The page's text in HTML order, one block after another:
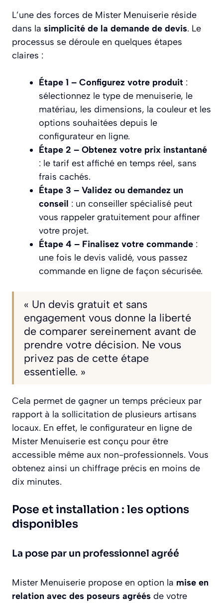
L’une des forces de Mister Menuiserie réside
dans la simplicité de la demande de devis. Le
processus se déroule en quelques étapes
claires :
Étape 1 – Configurez votre produit :
sélectionnez le type de menuiserie, le
matériau, les dimensions, la couleur et les
options souhaitées depuis le
configurateur en ligne.
Étape 2 – Obtenez votre prix instantané
: le tarif est affiché en temps réel, sans
frais cachés.
Étape 3 – Validez ou demandez un
conseil : un conseiller spécialisé peut
vous rappeler gratuitement pour affiner
votre projet.
Étape 4 – Finalisez votre commande :
une fois le devis validé, vous passez
commande en ligne de façon sécurisée.
« Un devis gratuit et sans
engagement vous donne la liberté
de comparer sereinement avant de
prendre votre décision. Ne vous
privez pas de cette étape
essentielle. »
Cela permet de gagner un temps précieux par
rapport à la sollicitation de plusieurs artisans
locaux. En effet, le configurateur en ligne de
Mister Menuiserie est conçu pour être
accessible même aux non-professionnels. Vous
obtenez ainsi un chiffrage précis en moins de
dix minutes.
Pose et installation : les options
disponibles
La pose par un professionnel agréé
Mister Menuiserie propose en option la mise en
relation avec des poseurs agréés de votre